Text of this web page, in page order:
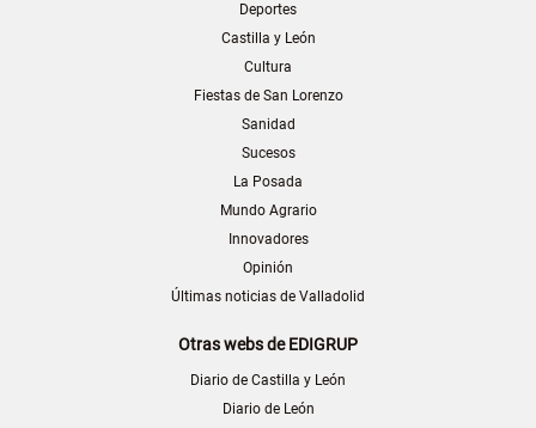
Deportes
Castilla y León
Cultura
Fiestas de San Lorenzo
Sanidad
Sucesos
La Posada
Mundo Agrario
Innovadores
Opinión
Últimas noticias de Valladolid
Otras webs de EDIGRUP
Diario de Castilla y León
Diario de León